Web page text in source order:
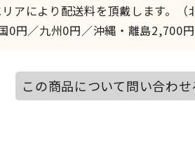
アにより配送料を頂戴します。（
0円／九州0円／沖縄・離島2,700円
この商品について問い合わせ